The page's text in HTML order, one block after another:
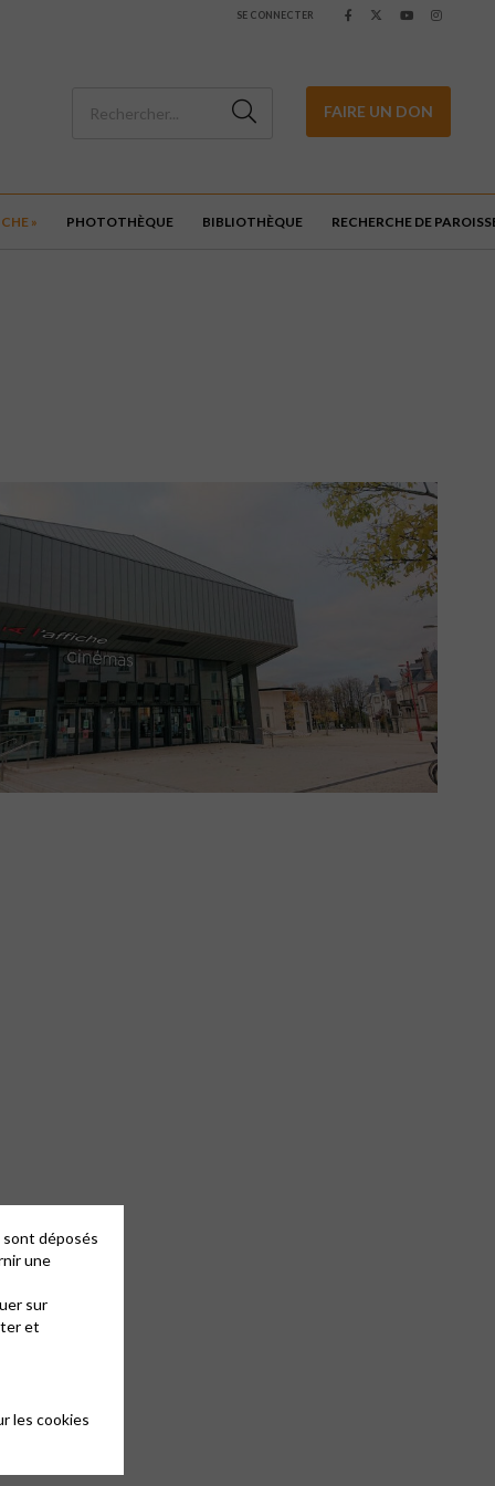
SE CONNECTER
FAIRE UN DON
» PHOTOTHÈQUE BIBLIOTHÈQUE RECHERCHE DE
déposés
une
sur
et
les cookies